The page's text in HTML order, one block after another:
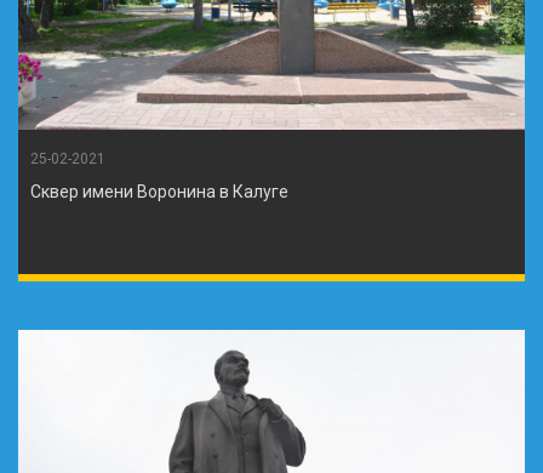
25-02-2021
Сквер имени Воронина в Калуге